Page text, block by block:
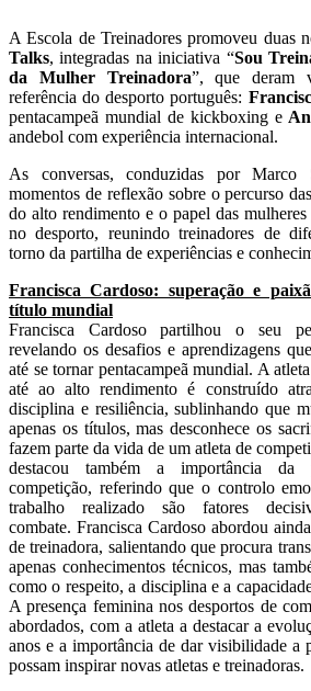
A Escola de Treinadores promoveu duas
Talks, integradas na iniciativa “Sou
da Mulher Treinadora”, que deram
referência do desporto português:
pentacampeã mundial de kickboxing e
andebol com experiência internacional.
As conversas, conduzidas por Marco
momentos de reflexão sobre o percurso
do alto rendimento e o papel das
no desporto, reunindo treinadores de
torno da partilha de experiências e
Francisca Cardoso: superação e
título mundial
Francisca Cardoso partilhou o seu
revelando os desafios e aprendizagens
até se tornar pentacampeã mundial. A
até ao alto rendimento é construído
disciplina e resiliência, sublinhando que
apenas os títulos, mas desconhece os
fazem parte da vida de um atleta de
destacou também a importância da
competição, referindo que o controlo
trabalho realizado são fatores
combate. Francisca Cardoso abordou
de treinadora, salientando que procura
apenas conhecimentos técnicos, mas
como o respeito, a disciplina e a
A presença feminina nos desportos de
abordados, com a atleta a destacar a
anos e a importância de dar visibilidade a
possam inspirar novas atletas e treinadoras.